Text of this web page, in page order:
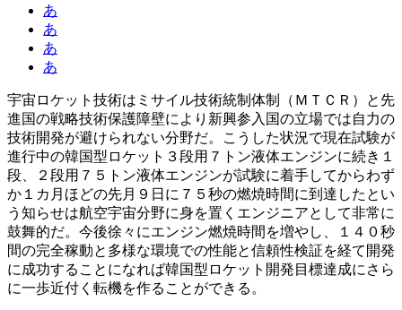
あ
あ
あ
あ
宇宙ロケット技術はミサイル技術統制体制（ＭＴＣＲ）と先
進国の戦略技術保護障壁により新興参入国の立場では自力の
技術開発が避けられない分野だ。こうした状況で現在試験が
進行中の韓国型ロケット３段用７トン液体エンジンに続き１
段、２段用７５トン液体エンジンが試験に着手してからわず
か１カ月ほどの先月９日に７５秒の燃焼時間に到達したとい
う知らせは航空宇宙分野に身を置くエンジニアとして非常に
鼓舞的だ。今後徐々にエンジン燃焼時間を増やし、１４０秒
間の完全稼動と多様な環境での性能と信頼性検証を経て開発
に成功することになれば韓国型ロケット開発目標達成にさら
に一歩近付く転機を作ることができる。